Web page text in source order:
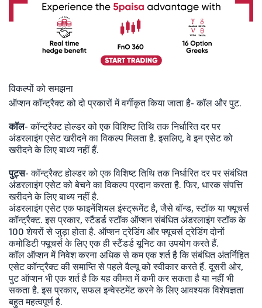
विकल्पों को समझना
ऑप्शन कॉन्ट्रैक्ट को दो प्रकारों में वर्गीकृत किया जाता है- कॉल और पुट.
कॉल- कॉन्ट्रैक्ट होल्डर को एक विशिष्ट तिथि तक निर्धारित दर पर
अंडरलाइंग एसेट खरीदने का विकल्प मिलता है. इसलिए, वे इन एसेट को
खरीदने के लिए बाध्य नहीं हैं. ​
पुट्स- कॉन्ट्रैक्ट होल्डर को एक विशिष्ट तिथि तक निर्धारित दर पर संबंधित
अंडरलाइंग एसेट को बेचने का विकल्प प्रदान करता है. फिर, धारक संपत्ति
खरीदने के लिए बाध्य नहीं है.
अंडरलाइंग एसेट एक फाइनेंशियल इंस्ट्रूमेंट है, जैसे बॉन्ड, स्टॉक या फ्यूचर्स
कॉन्ट्रैक्ट. इस प्रकार, स्टैंडर्ड स्टॉक ऑप्शन संबंधित अंडरलाइंग स्टॉक के
100 शेयरों से जुड़ा होता है. ऑप्शन ट्रेडिंग और फ्यूचर्स ट्रेडिंग दोनों
कमोडिटी फ्यूचर्स के लिए एक ही स्टैंडर्ड यूनिट का उपयोग करते हैं.
कॉल ऑप्शन में निवेश करना अधिक से कम एक शर्त है कि संबंधित अंतर्निहित
एसेट कॉन्ट्रैक्ट की समाप्ति से पहले वैल्यू को स्वीकार करते हैं. दूसरी ओर,
पुट ऑप्शन भी एक शर्त है कि यह कीमत में कमी कर सकता है या नहीं भी
सकता है. इस प्रकार, सफल इन्वेस्टमेंट करने के लिए आवश्यक विशेषज्ञता
बहुत महत्वपूर्ण है.